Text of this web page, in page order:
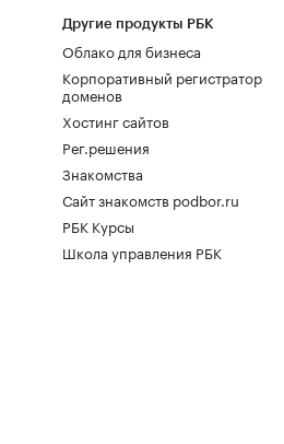
Другие продукты РБК
Облако для бизнеса
Корпоративный регистратор
доменов
Хостинг сайтов
Рег.решения
Знакомства
Сайт знакомств podbor.ru
РБК Курсы
Школа управления РБК